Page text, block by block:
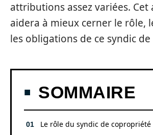
attributions assez variées. Cet
aidera à mieux cerner le rôle,
les obligations de ce syndic
SOMMAIRE
Le rôle du syndic de copropriété